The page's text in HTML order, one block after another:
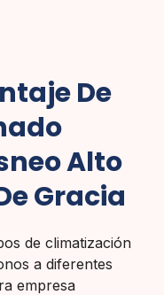
De
Alto
Gracia
de climatización
a diferentes
empresa